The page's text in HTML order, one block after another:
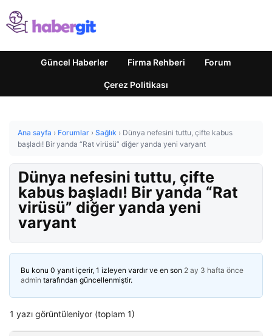
Güncel Haberler Firma Rehberi Forum
Çerez Politikası
Ana sayfa › Forumlar › Sağlık › Dünya nefesini tuttu, çifte kabus
başladı! Bir yanda “Rat virüsü” diğer yanda yeni varyant
Dünya nefesini tuttu, çifte
kabus başladı! Bir yanda “Rat
virüsü” diğer yanda yeni
varyant
Bu konu 0 yanıt içerir, 1 izleyen vardır ve en son 2 ay 3 hafta önce
admin tarafından güncellenmiştir.
1 yazı görüntüleniyor (toplam 1)